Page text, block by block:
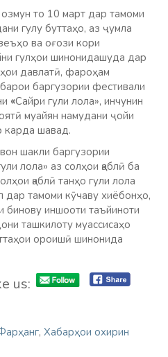
то 10 март дар тамоми
гулу буттаҳо, аз ҷумла
ва оғози кори
гулҳои шинонидашуда дар
давлатӣ, фароҳам
баргузории фестивали
«Сайри гули лола», инчунин
муайян намудани ҷойи
карда шавад.
шакли баргузории
лола» аз солҳои қаблӣ ба
қаблӣ танҳо гули лола
тамоми кӯчаву хиёбонҳо,
бинову иншооти таъйиноти
ташкилоту муассисаҳо
ороишӣ шинонида
us:
, Хабарҳои охирин